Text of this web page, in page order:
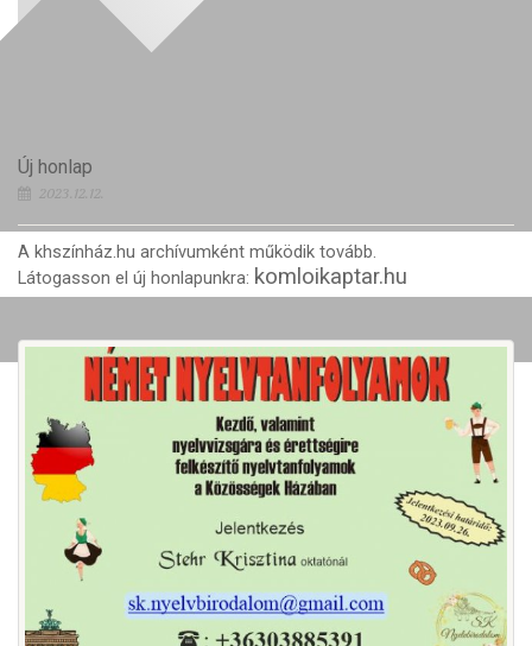
Új honlap
2023.12.12.
A khszínház.hu archívumként működik tovább.
Látogasson el új honlapunkra: komloikaptar.hu